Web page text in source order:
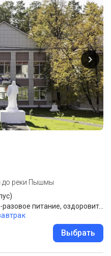
до реки Пышмы
ОЗДОРОВЛЕНИЕ: проживание, 5-разовое питание, оздоровительные процедуры.
Выбрать